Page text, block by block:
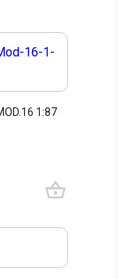
1:87